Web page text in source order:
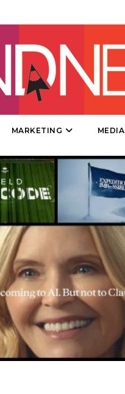
DESIGN
PRODOTTI
PUNTI VENDITA
CSR
STRATEGIE
CINEMA
MARKETING MEDIA